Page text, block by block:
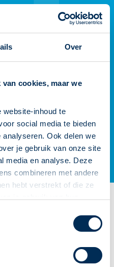
Over
cookies, maar we
website-inhoud te
social media te bieden
Ook delen we
je gebruik van onze site
media en analyse. Deze
combineren met andere
hebt verstrekt of die ze
gegaan